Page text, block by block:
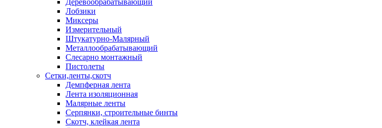
Деревообрабатывающий
Лобзики
Миксеры
Измерительный
Штукатурно-Малярный
Металлообрабатывающий
Слесарно монтажный
Пистолеты
Сетки,ленты,скотч
Демпферная лента
Лента изоляционная
Малярные ленты
Серпянки, строительные бинты
Скотч, клейкая лента